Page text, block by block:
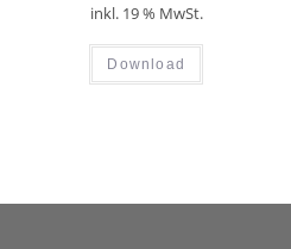
inkl. 19 % MwSt.
Download